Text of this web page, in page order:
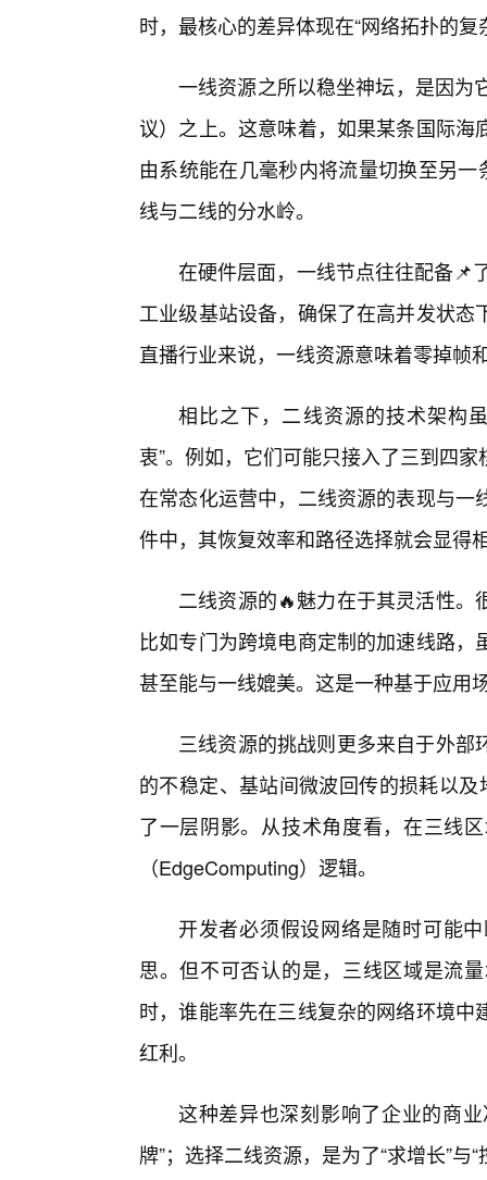
时，最核心的差异体现在“网络拓扑的复
一线资源之所以稳坐神坛，是因为
议）之上。这意味着，如果某条国际
由系统能在几毫秒内将流量切换至另
线与二线的分水岭。
在硬件层面，一线节点往往配备📌
工业级基站设备，确保了在高并发状
直播行业来说，一线资源意味着零掉帧
相比之下，二线资源的技术架构
衷”。例如，它们可能只接入了三到四
在常态化运营中，二线资源的表现与
件中，其恢复效率和路径选择就会显得
二线资源的🔥魅力在于其灵活性
比如专门为跨境电商定制的加速线路
甚至能与一线媲美。这是一种基于应用
三线资源的挑战则更多来自于外
的不稳定、基站间微波回传的损耗以
了一层阴影。从技术角度看，在三线
（EdgeComputing）逻辑。
开发者必须假设网络是随时可能
思。但不可否认的是，三线区域是流
时，谁能率先在三线复杂的网络环境
红利。
这种差异也深刻影响了企业的商
牌”；选择二线资源，是为了“求增长”与